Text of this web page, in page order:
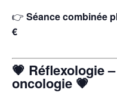
👉 Séance combinée
€
💗 Réflexologie
oncologie 💗